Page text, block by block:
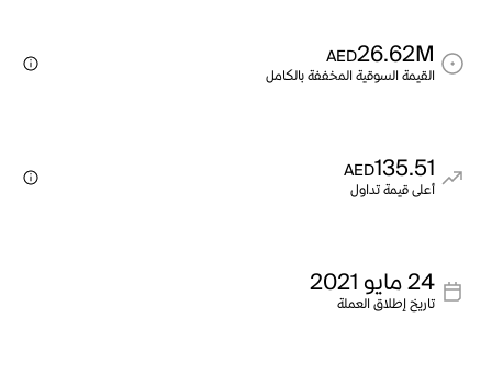
26.62M
AED
القيمة السوقية المخففة بالكامل
135.51
AED
أعلى قيمة تداول
24 مايو 2021
تاريخ إطلاق العملة